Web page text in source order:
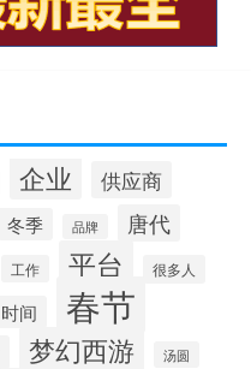
企业 供应商
冬季 品牌 唐代
工作 平台 很多人
时间 春节
梦幻西游 汤圆